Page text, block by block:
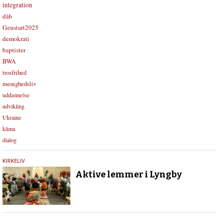
integration
dåb
Genstart2025
demokrati
baptister
BWA
trosfrihed
menighedsliv
uddannelse
udvikling
Ukraine
klima
dialog
26.
december
2023
KIRKELIV
Aktive lemmer i Lyngby